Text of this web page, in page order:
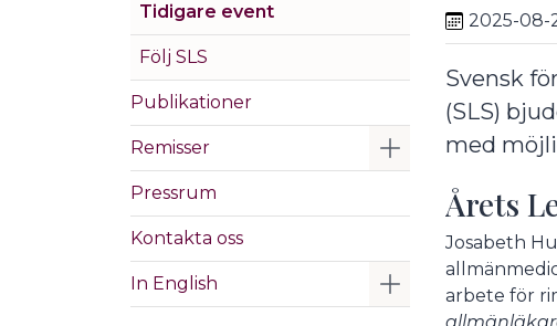
Tidigare event
Följ SLS
Publikationer
Remisser Visa/Göm
Pressrum
Kontakta oss
In English Visa/Göm
2025-08-
Svensk
(SLS)
med
Årets
Josabeth
arbete för